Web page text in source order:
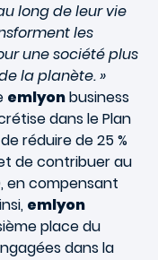
long de leur vie
les
une société plus
la planète. »
emlyonbusiness
dans le Plan
réduire de 25 %
de contribuer au
en compensant
emlyon
place du
dans la